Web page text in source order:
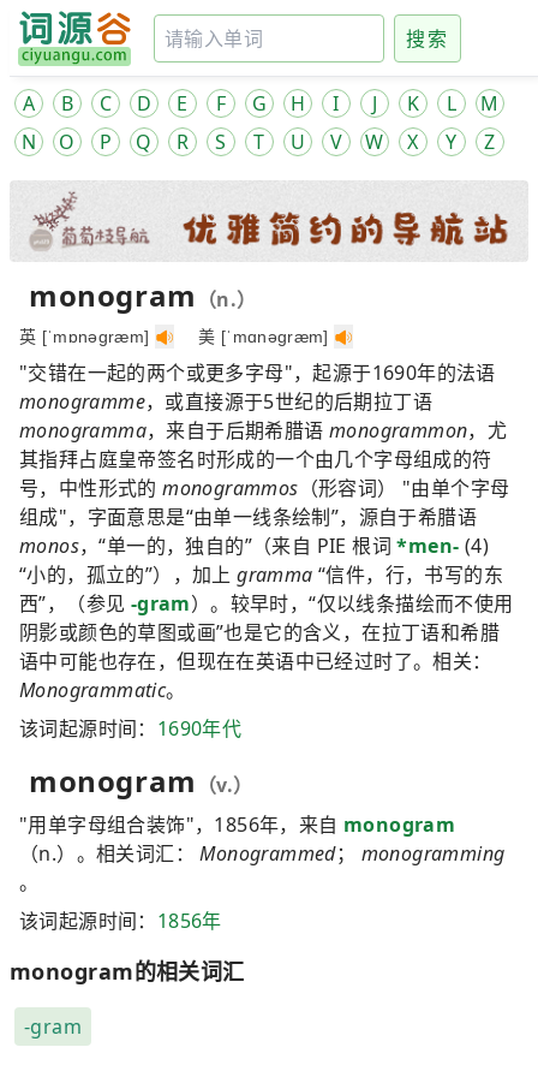
搜索
A B C D E F G H I J K L
M
N
O P Q R S T U V W X Y Z
monogram （n.）
英 [ˈmɒnəgræm] 美 [ˈmɑnəgræm]
"交错在一起的两个或更多字母"，起源于1690年的法语
monogramme，或直接源于5世纪的后期拉丁语
monogramma，来自于后期希腊语 monogrammon，尤
其指拜占庭皇帝签名时形成的一个由几个字母组成的符
号，中性形式的monogrammos （形容词） "由单个字母
组成"，字面意思是“由单一线条绘制”，源自于希腊语
monos，“单一的，独自的”（来自 PIE 根词*men- (4)
“小的，孤立的”），加上gramma “信件，行，书写的东
西”，（参见 -gram）。较早时，“仅以线条描绘而不使用
阴影或颜色的草图或画”也是它的含义，在拉丁语和希腊
语中可能也存在，但现在在英语中已经过时了。相关：
Monogrammatic。
该词起源时间： 1690年代
monogram
（v.）
"用单字母组合装饰"，1856年，来自 monogram
（n.）。相关词汇：Monogrammed； monogramming
。
该词起源时间： 1856年
monogram的相关词汇
-gram